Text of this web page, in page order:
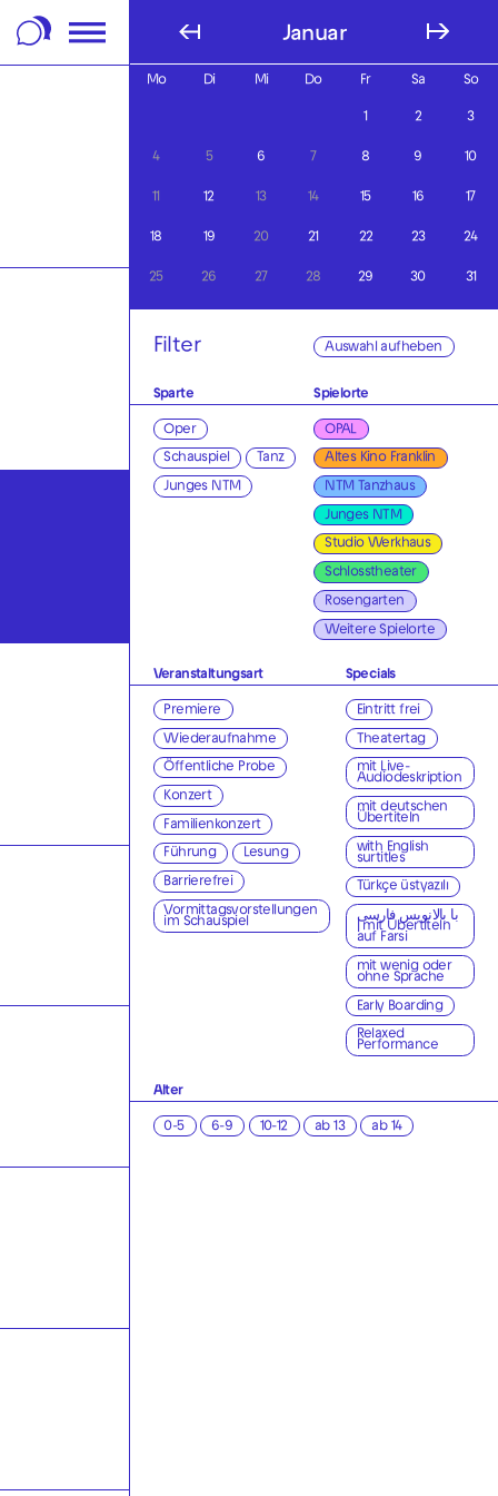
Footer springenJanuar
Mo Di Mi Do Fr Sa So
1 2 3
4 5 6 7 8 9 10
11 12 13 14 15 16 17
18 19 20 21 22 23 24
25 26 27 28 29 30 31
Filter Auswahl aufheben
Sparte
Oper
Schauspiel Tanz
Junges NTM
Spielorte
OPAL
Altes Kino Franklin
NTM Tanzhaus
Junges NTM
Studio Werkhaus
Schlosstheater
Rosengarten
Weitere Spielorte
Veranstaltungsart
Premiere
Wiederaufnahme
Öffentliche Probe
Konzert
Familienkonzert
Führung Lesung
Barrierefrei
Vormittagsvorstellungen
im Schauspiel
Specials
Eintritt frei
Theatertag
mit Live-
Audiodeskription
mit deutschen
Übertiteln
with English
surtitles
Türkçe üstyazılı
با بالانویس فارسی
| mit Übertiteln
auf Farsi
mit wenig oder
ohne Sprache
Early Boarding
Relaxed
Performance
Alter
0-5 6-9 10-12 ab 13 ab 14